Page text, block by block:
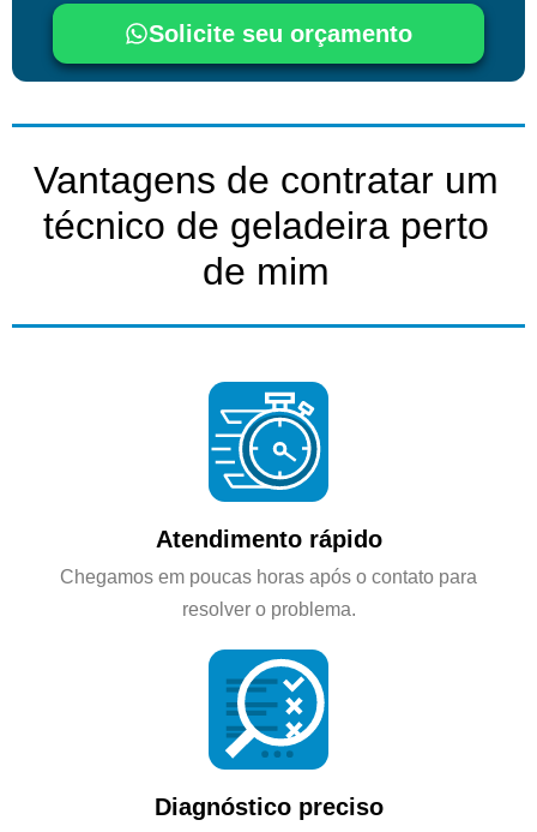
Solicite seu orçamento
Vantagens de contratar um
técnico de geladeira perto
de mim
Atendimento rápido
Chegamos em poucas horas após o contato para
resolver o problema.
Diagnóstico preciso